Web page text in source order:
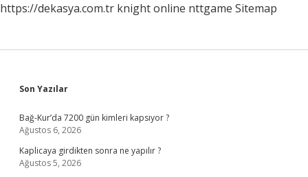
https://dekasya.com.tr knight online nttgame Sitemap
Sidebar
Son Yazılar
Bağ-Kur’da 7200 gün kimleri kapsıyor ?
Ağustos 6, 2026
Kaplicaya girdikten sonra ne yapılır ?
Ağustos 5, 2026